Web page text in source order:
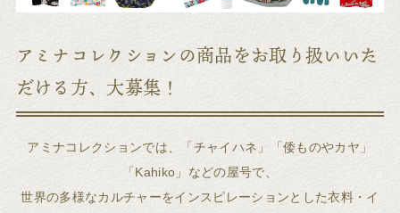
アミナコレクションの商品をお取り扱いいた
だける方、大募集！
アミナコレクションでは、「チャイハネ」「倭ものやカヤ」
「Kahiko」などの屋号で、
世界の多様なカルチャーをインスピレーションとした衣料・イ